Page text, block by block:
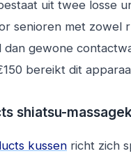
uit twee losse
senioren met zowel
dan gewone
bereikt dit
shiatsu-
kussen richt zich